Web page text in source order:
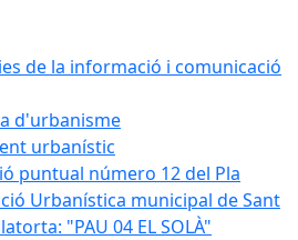
de la informació i comunicació
d'urbanisme
urbanístic
puntual número 12 del Pla
Urbanística municipal de Sant
"PAU 04 EL SOLÀ"